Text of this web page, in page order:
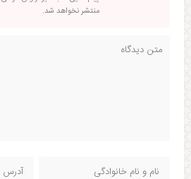
منتشر نخواهد شد.